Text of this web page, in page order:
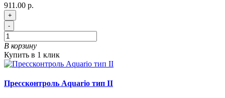
911.00 р.
+
-
В корзину
Купить в 1 клик
Прессконтроль Aquario тип II